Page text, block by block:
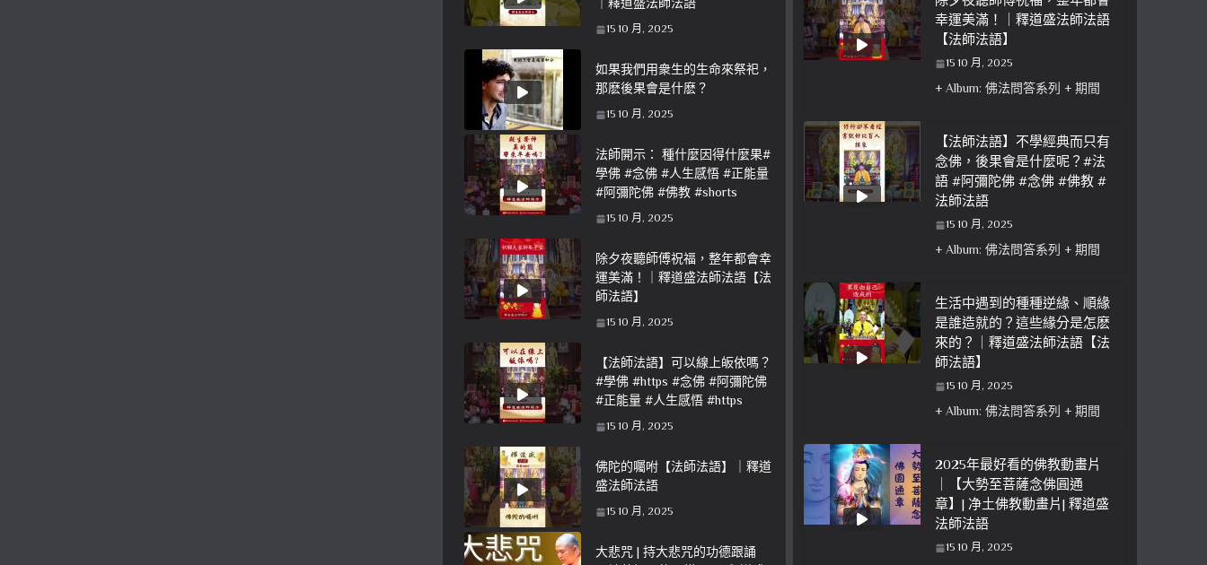
15 10 月, 2025
如果我們用衆生的生命來祭祀，
那麽後果會是什麽？
15 10 月, 2025
法師開示： 種什麼因得什麼果#
學佛 #念佛 #人生感悟 #正能量
#阿彌陀佛 #佛教 #shorts
15 10 月, 2025
除夕夜聽師傅祝福，整年都會幸
運美滿！｜釋道盛法師法語【法
師法語】
15 10 月, 2025
【法師法語】可以線上皈依嗎？
#學佛 #https #念佛 #阿彌陀佛
#正能量 #人生感悟 #https
15 10 月, 2025
佛陀的囑咐【法師法語】｜釋道
盛法師法語
15 10 月, 2025
大悲咒 | 持大悲咒的功德跟誦
幸運美滿！｜釋道盛法師法語
【法師法語】
15 10 月, 2025
+ Album: 佛法問答系列 + 期間
【法師法語】不學經典而只有
念佛，後果會是什麼呢？#法
語 #阿彌陀佛 #念佛 #佛教 #
法師法語
15 10 月, 2025
+ Album: 佛法問答系列 + 期間
生活中遇到的種種逆緣、順緣
是誰造就的？這些緣分是怎麽
來的？｜釋道盛法師法語【法
師法語】
15 10 月, 2025
+ Album: 佛法問答系列 + 期間
2025年最好看的佛教動畫片
｜【大勢至菩薩念佛圓通
章】| 净土佛教動畫片| 釋道盛
法師法語
15 10 月, 2025